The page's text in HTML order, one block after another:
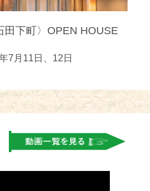
田下町〉OPEN HOUSE
7月11日、12日